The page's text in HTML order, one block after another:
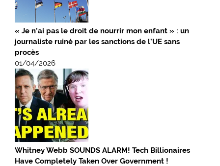
« Je n’ai pas le droit de nourrir mon enfant » : un
journaliste ruiné par les sanctions de l’UE sans
procès
01/04/2026
Whitney Webb SOUNDS ALARM! Tech Billionaires
Have Completely Taken Over Government !